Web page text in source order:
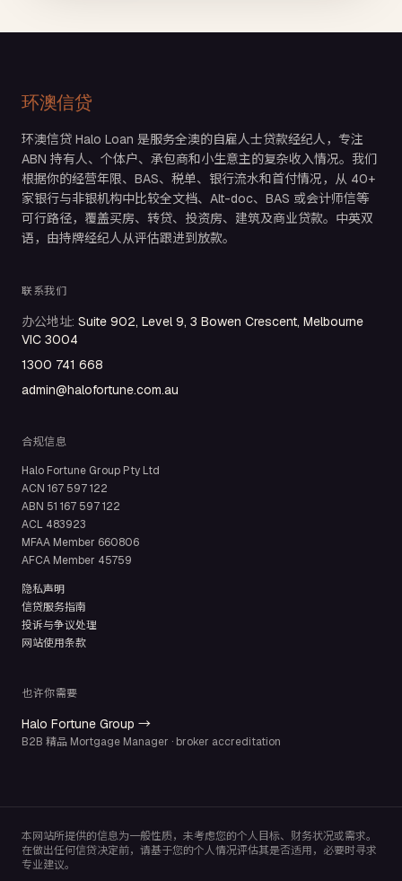
环澳信贷
环澳信贷 Halo Loan 是服务全澳的自雇人士贷款经纪人，专注
ABN 持有人、个体户、承包商和小生意主的复杂收入情况。我们
根据你的经营年限、BAS、税单、银行流水和首付情况，从 40+
家银行与非银机构中比较全文档、Alt-doc、BAS 或会计师信等
可行路径，覆盖买房、转贷、投资房、建筑及商业贷款。中英双
语，由持牌经纪人从评估跟进到放款。
联系我们
办公地址: Suite 902, Level 9, 3 Bowen Crescent, Melbourne
VIC 3004
1300 741 668
admin@halofortune.com.au
合规信息
Halo Fortune Group Pty Ltd
ACN 167 597 122
ABN 51 167 597 122
ACL 483923
MFAA Member 660806
AFCA Member 45759
隐私声明
信贷服务指南
投诉与争议处理
网站使用条款
也许你需要
Halo Fortune Group →
B2B 精品 Mortgage Manager · broker accreditation
本网站所提供的信息为一般性质，未考虑您的个人目标、财务状况或需求。
在做出任何信贷决定前，请基于您的个人情况评估其是否适用，必要时寻求
专业建议。